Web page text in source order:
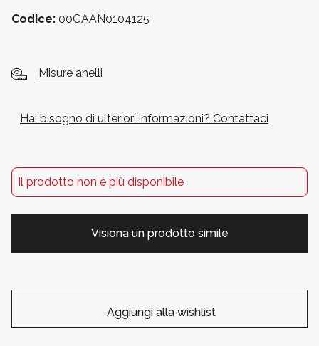
Codice: 00GAAN0104125
Misure anelli
Hai bisogno di ulteriori informazioni? Contattaci
Il prodotto non è più disponibile
Visiona un prodotto simile
Aggiungi alla wishlist